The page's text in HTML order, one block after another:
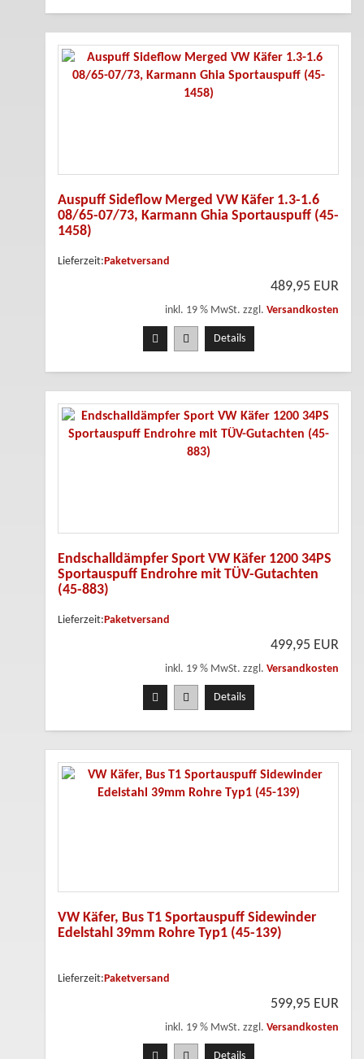
Auspuff Sideflow Merged VW Käfer 1.3-1.6
08/65-07/73, Karmann Ghia Sportauspuff (45-
1458)
Lieferzeit: Paketversand
489,95 EUR
inkl. 19 % MwSt. zzgl. Versandkosten
Details
Endschalldämpfer Sport VW Käfer 1200 34PS
Sportauspuff Endrohre mit TÜV-Gutachten
(45-883)
Lieferzeit: Paketversand
499,95 EUR
inkl. 19 % MwSt. zzgl. Versandkosten
Details
VW Käfer, Bus T1 Sportauspuff Sidewinder
Edelstahl 39mm Rohre Typ1 (45-139)
Lieferzeit: Paketversand
599,95 EUR
inkl. 19 % MwSt. zzgl. Versandkosten
Details